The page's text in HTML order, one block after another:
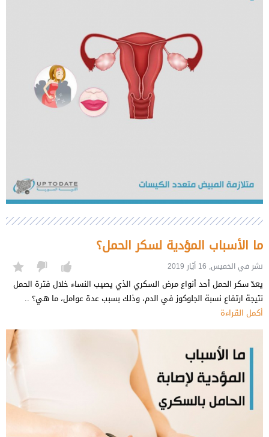
ما الأسباب المؤدية لسكر الحمل؟
نشر في الخميس, 16 أيّار 2019
يعدّ سكر الحمل أحد أنواع مرض السكري الذي يصيب النساء خلال فترة الحمل
نتيجة ارتفاع نسبة الجلوكوز في الدم، وذلك بسبب عدة عوامل، ما هي؟ ..
أكمل القراءة